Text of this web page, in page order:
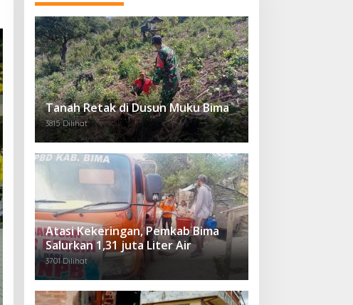
Tanah Retak di Dusun Muku Bima
3815 Dilihat
Atasi Kekeringan, Pemkab Bima
Salurkan 1,31 juta Liter Air
3701 Dilihat